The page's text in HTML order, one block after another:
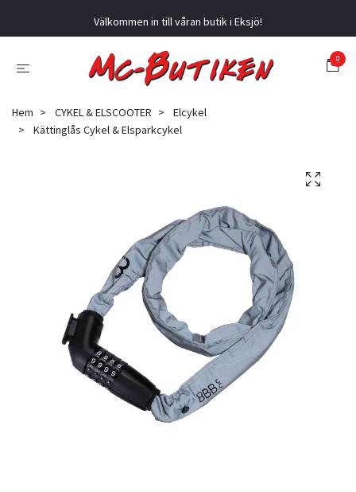
Välkommen in till våran butik i Eksjö!
0
Hem CYKEL & ELSCOOTER
Elcykel
Kättinglås Cykel & Elsparkcykel